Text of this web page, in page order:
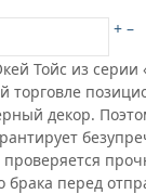
+ –
Тойс из серии
декор.
проверяется
перед